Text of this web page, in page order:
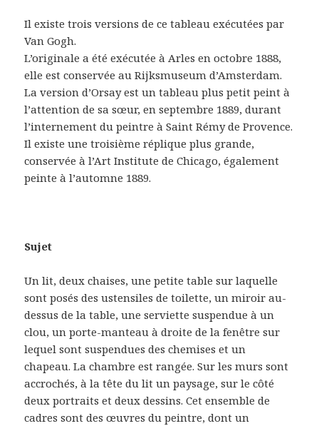
Il existe trois versions de ce tableau exécutées par
Van Gogh.
L’originale a été exécutée à Arles en octobre 1888,
elle est conservée au Rijksmuseum d’Amsterdam.
La version d’Orsay est un tableau plus petit peint à
l’attention de sa sœur, en septembre 1889, durant
l’internement du peintre à Saint Rémy de Provence.
Il existe une troisième réplique plus grande,
conservée à l’Art Institute de Chicago, également
peinte à l’automne 1889.
Sujet
Un lit, deux chaises, une petite table sur laquelle
sont posés des ustensiles de toilette, un miroir au-
dessus de la table, une serviette suspendue à un
clou, un porte-manteau à droite de la fenêtre sur
lequel sont suspendues des chemises et un
chapeau. La chambre est rangée. Sur les murs sont
accrochés, à la tête du lit un paysage, sur le côté
deux portraits et deux dessins. Cet ensemble de
cadres sont des œuvres du peintre, dont un